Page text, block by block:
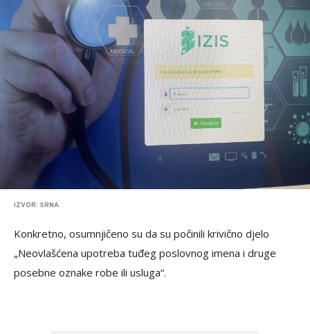
IZVOR: SRNA
Konkretno, osumnjičeno su da su počinili krivično djelo
„Neovlašćena upotreba tuđeg poslovnog imena i druge
posebne oznake robe ili usluga“.